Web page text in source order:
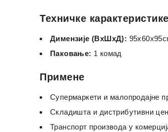
Техничке карактеристике
Димензије (ВxШxД):
Паковање: 1 комад
Примене
Супермаркети и малопродајне
Складишта и дистрибутивни
Транспорт производа у